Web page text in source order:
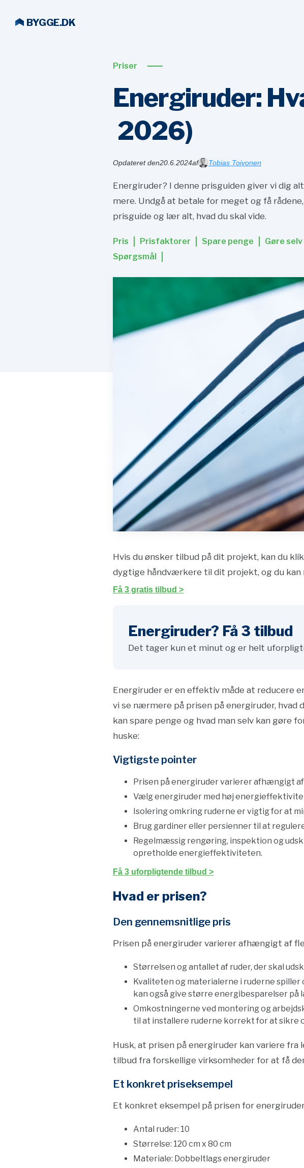
BYGGE.DK
Priser
Energiruder:
2026)
Opdateret den20.6.2024af Tobias Toivonen
Energiruder? I denne prisguiden giver vi dig
mere. Undgå at betale for meget og få
prisguide og lær alt, hvad du skal vide.
Pris Prisfaktorer Spare penge Gøre selv
Spørgsmål
Hvis du ønsker tilbud på dit projekt, kan du
dygtige håndværkere til dit projekt, og du
Få 3 gratis tilbud >
Energiruder? Få 3 tilbud
Det tager kun et minut og er helt
Energiruder er en effektiv måde at reducere
vi se nærmere på prisen på energiruder, hvad
kan spare penge og hvad man selv kan gøre
huske:
Vigtigste pointer
Prisen på energiruder varierer afhængigt
Vælg energiruder med høj
Isolering omkring ruderne er vigtig for at
Brug gardiner eller persienner til at
Regelmæssig rengøring, inspektion og
opretholde energieffektiviteten.
Få 3 uforpligtende tilbud >
Hvad er prisen?
Den gennemsnitlige pris
Prisen på energiruder varierer afhængigt af
Størrelsen og antallet af ruder, der skal
Kvaliteten og materialerne i ruderne
kan også give større energibesparelser på
Omkostningerne ved montering og
til at installere ruderne korrekt for at sikre
Husk, at prisen på energiruder kan variere
tilbud fra forskellige virksomheder for at få
Et konkret priseksempel
Et konkret eksempel på prisen for
Antal ruder: 10
Størrelse: 120 cm x 80 cm
Materiale: Dobbeltlags energiruder